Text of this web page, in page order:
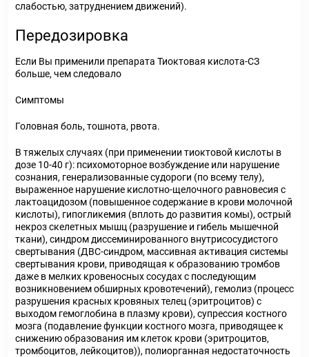
слабостью, затруднением движений).
Передозировка
Если Вы применили препарата Тиоктовая кислота-СЗ
больше, чем следовало
Симптомы
Головная боль, тошнота, рвота.
В тяжелых случаях (при применении тиоктовой кислоты в
дозе 10-40 г): психомоторное возбуждение или нарушение
сознания, генерализованные судороги (по всему телу),
выраженное нарушение кислотно-щелочного равновесия с
лактоацидозом (повышенное содержание в крови молочной
кислоты), гипогликемия (вплоть до развития комы), острый
некроз скелетных мышц (разрушение и гибель мышечной
ткани), синдром диссеминированного внутрисосудистого
свертывания (ДВС-синдром, массивная активация системы
свертывания крови, приводящая к образованию тромбов
даже в мелких кровеносных сосудах с последующим
возникновением обширных кровотечений), гемолиз (процесс
разрушения красных кровяных телец (эритроцитов) с
выходом гемоглобина в плазму крови), супрессия костного
мозга (подавление функции костного мозга, приводящее к
снижению образования им клеток крови (эритроцитов,
тромбоцитов, лейкоцитов)), полиорганная недостаточность